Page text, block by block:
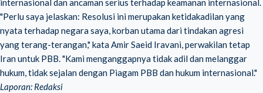
internasional dan ancaman serius terhadap keamanan internasional.
"Perlu saya jelaskan: Resolusi ini merupakan ketidakadilan yang
nyata terhadap negara saya, korban utama dari tindakan agresi
yang terang-terangan," kata Amir Saeid Iravani, perwakilan tetap
Iran untuk PBB. "Kami menganggapnya tidak adil dan melanggar
hukum, tidak sejalan dengan Piagam PBB dan hukum internasional."
Laporan: Redaksi